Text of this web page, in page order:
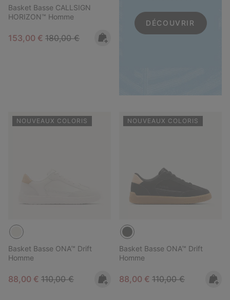
Basket Basse CALLSIGN
HORIZON™ Homme
Sale price:
153,00 € Regular price:
180,00 €
DÉCOUVRIR
NOUVEAUX COLORIS
Basket Basse ONA™ Drift
Homme
Sale price:
88,00 € Regular price:
110,00 €
NOUVEAUX COLORIS
Basket Basse ONA™ Drift
Homme
Sale price:
88,00 € Regular price:
110,00 €